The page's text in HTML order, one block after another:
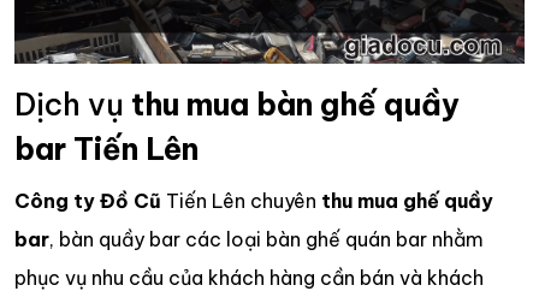
Dịch vụ thu mua bàn ghế quầy
bar Tiến Lên
Công ty Đồ Cũ Tiến Lên chuyên thu mua ghế quầy
bar, bàn quầy bar các loại bàn ghế quán bar nhằm
phục vụ nhu cầu của khách hàng cần bán và khách